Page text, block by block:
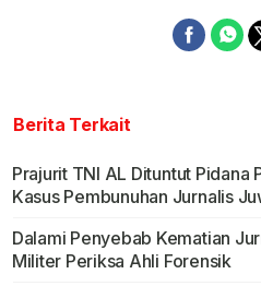
Berita Terkait
Prajurit TNI AL Dituntut Pidana
Kasus Pembunuhan Jurnalis
Dalami Penyebab Kematian
Militer Periksa Ahli Forensik